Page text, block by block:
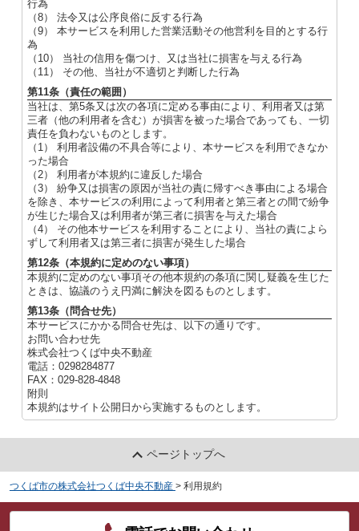
行為
（8） 法令又は公序良俗に反する行為
（9） 本サービスを利用した営業活動その他営利を目的とする行
為
（10） 当社の信用を傷つけ、又は当社に損害を与える行為
（11） その他、当社が不適切と判断した行為
第11条（責任の範囲）
当社は、第5条又は次の各項に定める事由により、利用者又は第
三者（他の利用者を含む）が損害を被った場合であっても、一切
責任を負わないものとします。
（1） 利用者設備の不具合等により、本サービスを利用できなか
った場合
（2） 利用者が本規約に違反した場合
（3） 紛争又は損害の原因が当社の責に帰すべき事由による場合
を除き、本サービスの利用によって利用者と第三者との間で紛争
が生じた場合又は利用者が第三者に損害を与えた場合
（4） その他本サービスを利用することにより、当社の責によら
ずして利用者又は第三者に損害が発生した場合
第12条（本規約に定めのない事項）
本規約に定めのない事項その他本規約の条項に関し疑義を生じた
ときは、協議のうえ円満に解決を図るものとします。
第13条（問合せ先）
本サービスにかかる問合せ先は、以下の通りです。
お問い合わせ先
株式会社つくば中央不動産
電話：0298284877
FAX：029-828-4848
附則
本規約はサイト公開日から実施するものとします。
ページトップへ
つくば市の株式会社つくば中央不動産 > 利用規約